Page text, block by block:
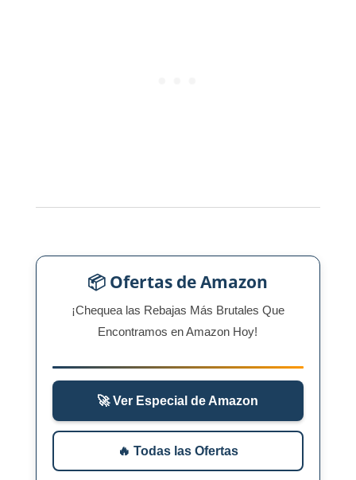
📦 Ofertas de Amazon
¡Chequea las Rebajas Más Brutales Que
Encontramos en Amazon Hoy!
🚀 Ver Especial de Amazon
🔥 Todas las Ofertas